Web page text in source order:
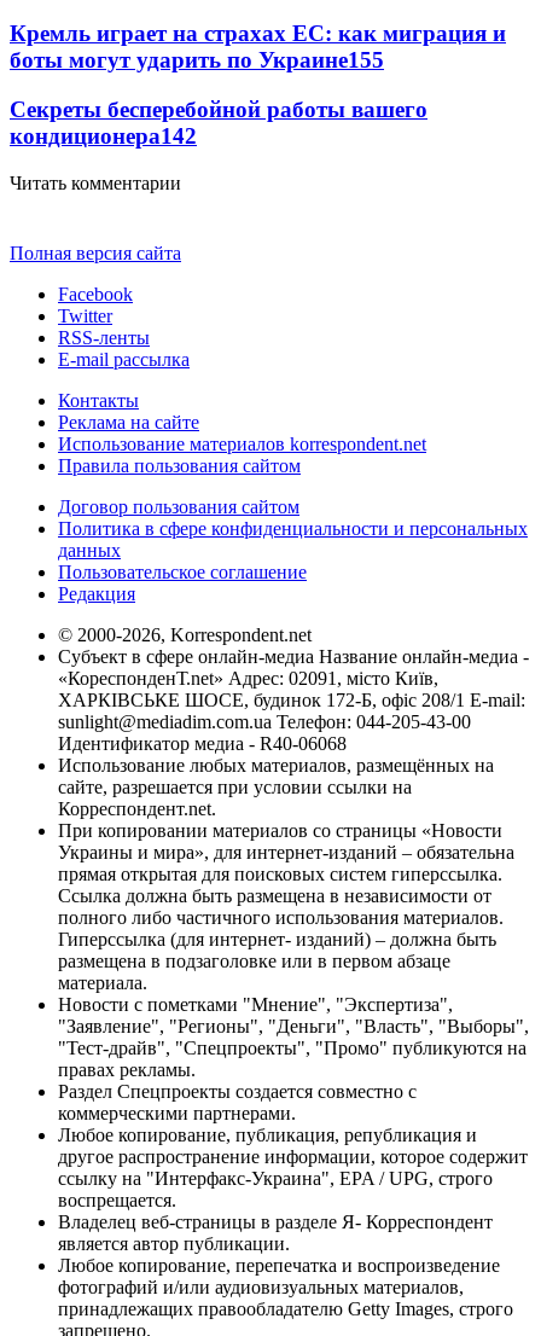
Кремль играет на страхах ЕС: как миграция и
боты могут ударить по Украине155
Секреты бесперебойной работы вашего
кондиционера142
Читать комментарии
Полная версия сайта
Facebook
Twitter
RSS-ленты
E-mail рассылка
Контакты
Реклама на сайте
Использование материалов korrespondent.net
Правила пользования сайтом
Договор пользования сайтом
Политика в сфере конфиденциальности и персональных
данных
Пользовательское соглашение
Редакция
© 2000-2026, Korrespondent.net
Субъект в сфере онлайн-медиа Название онлайн-медиа -
«КореспонденТ.net» Адрес: 02091, місто Київ,
ХАРКІВСЬКЕ ШОСЕ, будинок 172-Б, офіс 208/1 E-mail:
sunlight@mediadim.com.ua Телефон: 044-205-43-00
Идентификатор медиа - R40-06068
Использование любых материалов, размещённых на
сайте, разрешается при условии ссылки на
Корреспондент.net.
При копировании материалов со страницы «Новости
Украины и мира», для интернет-изданий – обязательна
прямая открытая для поисковых систем гиперссылка.
Ссылка должна быть размещена в независимости от
полного либо частичного использования материалов.
Гиперссылка (для интернет- изданий) – должна быть
размещена в подзаголовке или в первом абзаце
материала.
Новости с пометками "Мнение", "Экспертиза",
"Заявление", "Регионы", "Деньги", "Власть", "Выборы",
"Тест-драйв", "Спецпроекты", "Промо" публикуются на
правах рекламы.
Раздел Спецпроекты создается совместно с
коммерческими партнерами.
Любое копирование, публикация, републикация и
другое распространение информации, которое содержит
ссылку на "Интерфакс-Украина", EPA / UPG, строго
воспрещается.
Владелец веб-страницы в разделе Я- Корреспондент
является автор публикации.
Любое копирование, перепечатка и воспроизведение
фотографий и/или аудиовизуальных материалов,
принадлежащих правообладателю Getty Images, строго
запрещено.